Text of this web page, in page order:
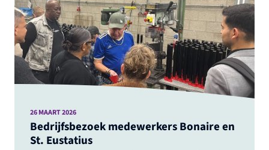
Bedrijfsbezoek medewerkers Bonaire en
St. Eustatius
26 MAART 2026